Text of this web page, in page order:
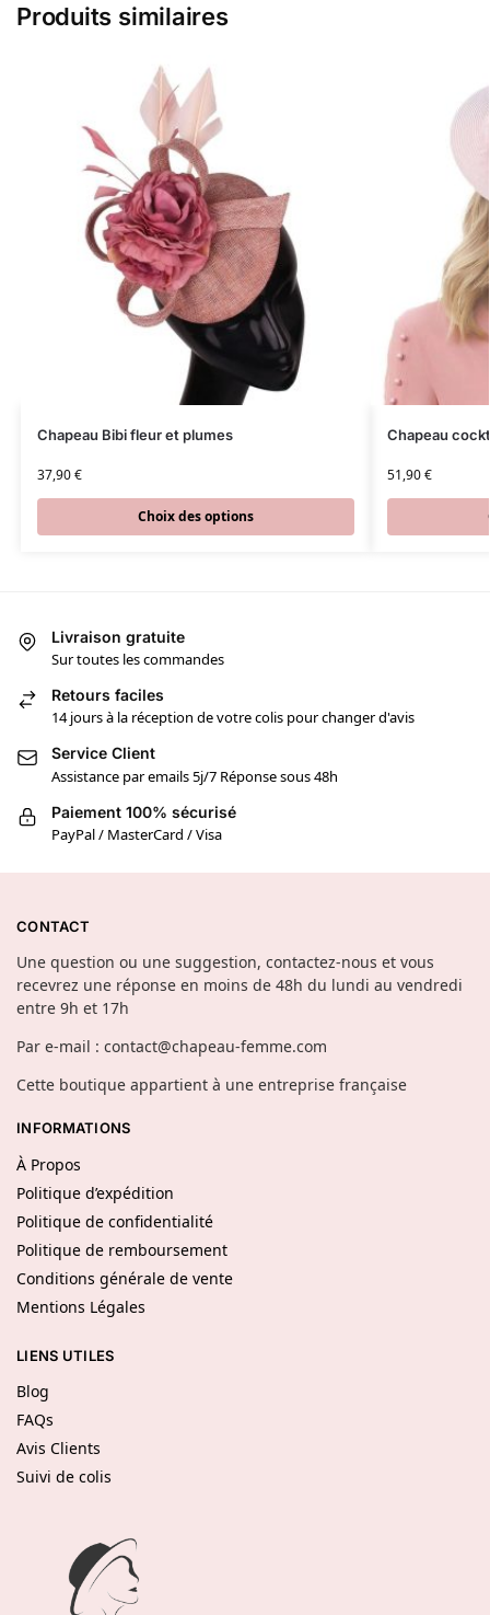
Produits similaires
Chapeau Bibi fleur et plumes
37,90€
Choix des options
Chapeau
51,90€
Livraison gratuite
Sur toutes les commandes
Retours faciles
14 jours à la réception de votre colis pour changer d'avis
Service Client
Assistance par emails 5j/7 Réponse sous 48h
Paiement 100% sécurisé
PayPal / MasterCard / Visa
CONTACT
Une question ou une suggestion, contactez-nous et vous
recevrez une réponse en moins de 48h du lundi au vendredi
entre 9h et 17h
Par e-mail : contact@chapeau-femme.com
Cette boutique appartient à une entreprise française
INFORMATIONS
À Propos
Politique d’expédition
Politique de confidentialité
Politique de remboursement
Conditions générale de vente
Mentions Légales
LIENS UTILES
Blog
FAQs
Avis Clients
Suivi de colis